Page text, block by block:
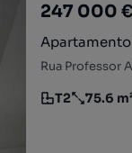
247 000
Apartamento
Rua Professor
Tipologia
T2
Preço por
75.6
Andar